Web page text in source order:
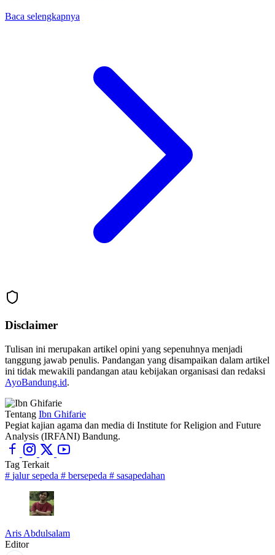
Baca selengkapnya
Disclaimer
Tulisan ini merupakan artikel opini yang sepenuhnya menjadi
tanggung jawab penulis. Pandangan yang disampaikan dalam artikel
ini tidak mewakili pandangan atau kebijakan organisasi dan redaksi
AyoBandung.id.
Tentang Ibn Ghifarie
Pegiat kajian agama dan media di Institute for Religion and Future
Analysis (IRFANI) Bandung.
Tag Terkait
# jalur sepeda # bersepeda # sasapedahan
Aris Abdulsalam
Editor